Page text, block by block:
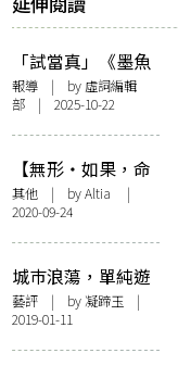
「試當真」《墨魚
遊戲2》爭議整理
從戲仿致敬到疑侵
犯版權 何為「二
創」與「抄襲」？
報導 | by 虛詞編輯
部 | 2025-10-22
【無形・如果，命
運能選擇】「怎樣
在遊戲中尋找自己
的位置」——評
Disco Elysium
其他 | by Altia |
2020-09-24
城巿浪蕩，單純遊
戲——〈靜靜雞摘
13個如果：靜漫一
種〉
藝評 | by 凝蹄玉 |
2019-01-11